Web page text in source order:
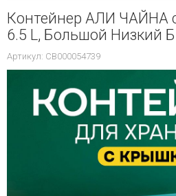
Контейнер АЛИ ЧАЙНА
6.5 L, Большой Низкий
Артикул: CB000054739